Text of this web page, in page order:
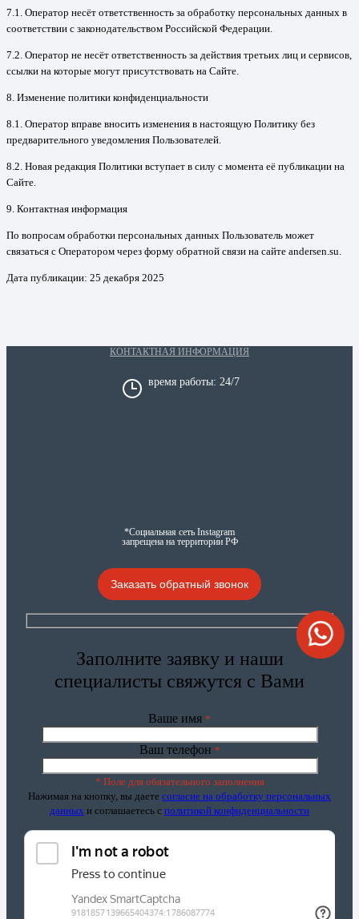
7.1. Оператор несёт ответственность за обработку персональных данных в
соответствии с законодательством Российской Федерации.
7.2. Оператор не несёт ответственность за действия третьих лиц и сервисов,
ссылки на которые могут присутствовать на Сайте.
8. Изменение политики конфиденциальности
8.1. Оператор вправе вносить изменения в настоящую Политику без
предварительного уведомления Пользователей.
8.2. Новая редакция Политики вступает в силу с момента её публикации на
Сайте.
9. Контактная информация
По вопросам обработки персональных данных Пользователь может
связаться с Оператором через форму обратной связи на сайте andersen.su.
Дата публикации: 25 декабря 2025
КОНТАКТНАЯ ИНФОРМАЦИЯ
время работы: 24/7
*Социальная сеть Instagram
запрещена на территории РФ
Заказать обратный звонок
Заполните заявку и наши
специалисты свяжутся с Вами
Ваше имя *
Ваш телефон *
* Поле для обязательного заполнения
Нажимая на кнопку, вы даете согласие на обработку персональных
данных и соглашаетесь c политикой конфиденциальности